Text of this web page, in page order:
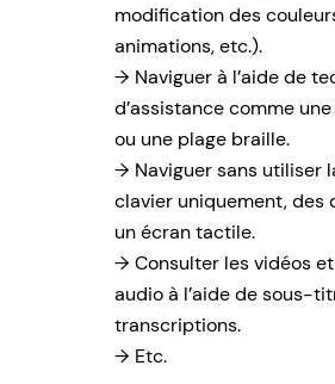
modification des
animations, etc.).
Naviguer à l’aide de
d’assistance comme
ou une plage braille.
Naviguer sans utiliser
clavier uniquement, des
un écran tactile.
Consulter les vidéos
audio à l’aide de sous-
transcriptions.
Etc.